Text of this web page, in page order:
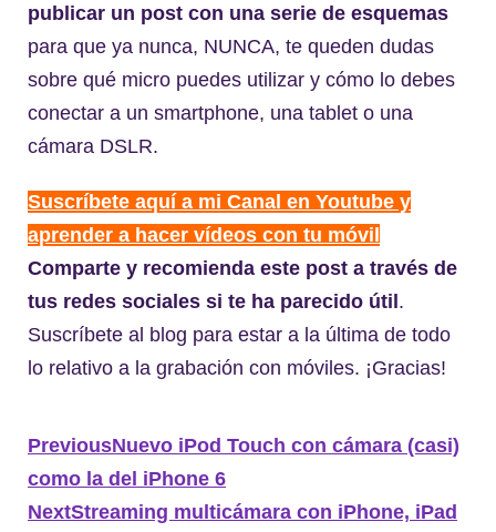
publicar un post con una serie de esquemas
para que ya nunca, NUNCA, te queden dudas
sobre qué micro puedes utilizar y cómo lo debes
conectar a un smartphone, una tablet o una
cámara DSLR.
Suscríbete aquí a mi Canal en Youtube y
aprender a hacer vídeos con tu móvil
Comparte y recomienda este post a través de
tus redes sociales si te ha parecido útil.
Suscríbete al blog para estar a la última de todo
lo relativo a la grabación con móviles. ¡Gracias!
PreviousNuevo iPod Touch con cámara (casi)
como la del iPhone 6
NextStreaming multicámara con iPhone, iPad